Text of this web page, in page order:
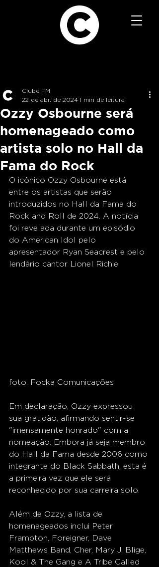
Ozzy Osbourne será
homenageado como
artista solo no Hall da
Fama do Rock
Clube FM
22 de abr. de 2024 1 min de leitura
O icônico Ozzy Osbourne está
entre os artistas que serão
introduzidos no Hall da Fama do
Rock and Roll de 2024. A notícia
foi revelada durante um episódio
do American Idol pelo
apresentador Ryan Seacrest e pelo
lendário cantor Lionel Richie.
foto: Focka Comunicações
Em declaração, Ozzy expressou
sua gratidão, afirmando sentir-se
"imensamente honrado" com a
nomeação. Embora já seja membro
do Hall da Fama desde 2006 como
integrante do Black Sabbath, esta é
a primeira vez que ele será
reconhecido por sua carreira solo.
Além de Ozzy, a lista de
homenageados inclui Peter
Frampton, Foreigner, Dave
Matthews Band, Cher, Mary J. Blige,
Kool & The Gang e A Tribe Called